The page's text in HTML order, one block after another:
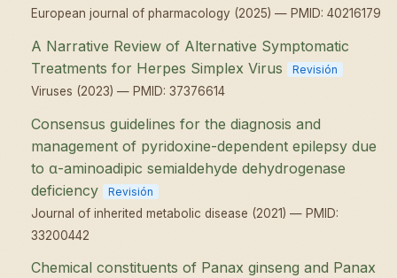
European journal of pharmacology (2025) — PMID: 40216179
A Narrative Review of Alternative Symptomatic
Treatments for Herpes Simplex Virus
Revisión
Viruses (2023) — PMID: 37376614
Consensus guidelines for the diagnosis and
management of pyridoxine-dependent epilepsy due
to α-aminoadipic semialdehyde dehydrogenase
deficiency
Revisión
Journal of inherited metabolic disease (2021) — PMID:
33200442
Chemical constituents of Panax ginseng and Panax